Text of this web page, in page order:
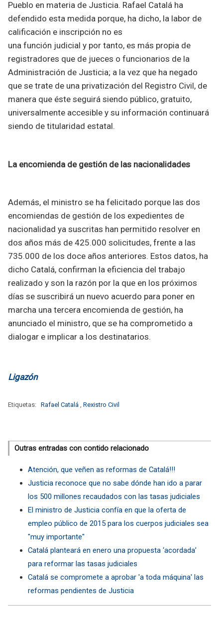
Pueblo en materia de Justicia. Rafael Catalá ha
defendido esta medida porque, ha dicho, la labor de
calificación e inscripción no es
una función judicial y por tanto, es más propia de
registradores que de jueces o funcionarios de la
Administración de Justicia; a la vez que ha negado
que se trate de una privatización del Registro Civil, de
manera que éste seguirá siendo público, gratuito,
universalmente accesible y su información continuará
siendo de titularidad estatal.
La encomienda de gestión de las nacionalidades
Además, el ministro se ha felicitado porque las dos
encomiendas de gestión de los expedientes de
nacionalidad ya suscritas han permitido resolver en
dos años más de 425.000 solicitudes, frente a las
735.000 de los doce años anteriores. Estos datos, ha
dicho Catalá, confirman la eficiencia del trabajo
realizado y son la razón por la que en los próximos
días se suscribirá un nuevo acuerdo para poner en
marcha una tercera encomienda de gestión, ha
anunciado el ministro, que se ha comprometido a
dialogar e implicar a los destinatarios.
Ligazón
Etiquetas: Rafael Catalá , Rexistro Civil
Outras entradas con contido relacionado
Atención, que veñen as reformas de Catalá!!!
Justicia reconoce que no sabe dónde han ido a parar
los 500 millones recaudados con las tasas judiciales
El ministro de Justicia confía en que la oferta de
empleo público de 2015 para los cuerpos judiciales sea
"muy importante"
Catalá planteará en enero una propuesta ‘acordada’
para reformar las tasas judiciales
Catalá se compromete a aprobar 'a toda máquina' las
reformas pendientes de Justicia